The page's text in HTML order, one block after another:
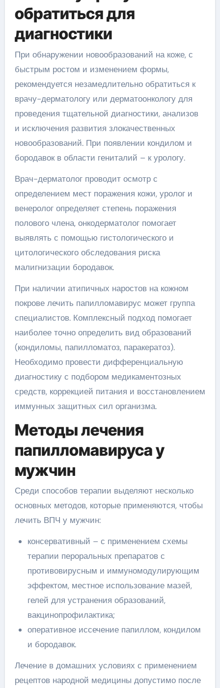
обратиться для
диагностики
При обнаружении новообразований на коже, с
быстрым ростом и изменением формы,
рекомендуется незамедлительно обратиться к
врачу-дерматологу или дерматоонкологу для
проведения тщательной диагностики, анализов
и исключения развития злокачественных
новообразований. При появлении кондилом и
бородавок в области гениталий – к урологу.
Врач-дерматолог проводит осмотр с
определением мест поражения кожи, уролог и
венеролог определяет степень поражения
полового члена, онкодерматолог помогает
выявлять с помощью гистологического и
цитологического обследования риска
малигнизации бородавок.
При наличии атипичных наростов на кожном
покрове лечить папилломавирус может группа
специалистов. Комплексный подход помогает
наиболее точно определить вид образований
(кондиломы, папилломатоз, паракератоз).
Необходимо провести дифференциальную
диагностику с подбором медикаментозных
средств, коррекцией питания и восстановлением
иммунных защитных сил организма.
Методы лечения
папилломавируса у
мужчин
Среди способов терапии выделяют несколько
основных методов, которые применяются, чтобы
лечить ВПЧ у мужчин:
консервативный – с применением схемы
терапии пероральных препаратов с
противовирусным и иммуномодулирующим
эффектом, местное использование мазей,
гелей для устранения образований,
вакцинопрофилактика;
оперативное иссечение папиллом, кондилом
и бородавок.
Лечение в домашних условиях с применением
рецептов народной медицины допустимо после